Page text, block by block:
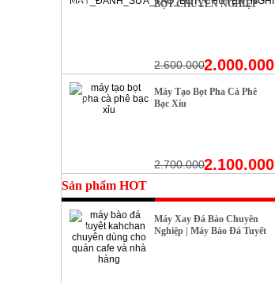
BỌT CHUYÊN NGHIỆP
2.600.0002.000.000
Máy Tạo Bọt Pha Cà Phê
Bạc Xỉu
2.700.0002.100.000
- 22%
Sản phẩm HOT
Máy Xay Đá Bào Chuyên
Nghiệp | Máy Bào Đá Tuyết
- 10%